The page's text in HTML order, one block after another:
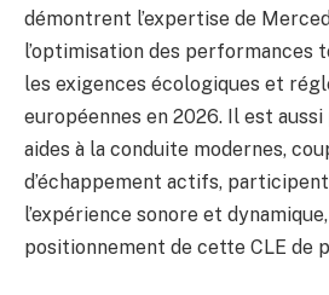
démontrent l’expertise de
l’optimisation des performances
les exigences écologiques et
européennes en 2026. Il est
aides à la conduite modernes,
d’échappement actifs,
l’expérience sonore et
positionnement de cette CLE de